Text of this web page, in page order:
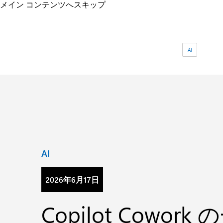
メイン コンテンツへスキップ
AI
カテゴリ:
AI
2026年6月17日
Copilot Cowork